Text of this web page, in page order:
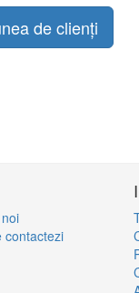
de clienți
contactezi